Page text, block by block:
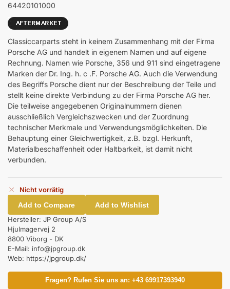
64420101000
Classiccarparts steht in keinem Zusammenhang mit der Firma
Porsche AG und handelt in eigenem Namen und auf eigene
Rechnung. Namen wie Porsche, 356 und 911 sind eingetragene
Marken der Dr. Ing. h. c .F. Porsche AG. Auch die Verwendung
des Begriffs Porsche dient nur der Beschreibung der Teile und
stellt keine direkte Verbindung zu der Firma Porsche AG her.
Die teilweise angegebenen Originalnummern dienen
ausschließlich Vergleichszwecken und der Zuordnung
technischer Merkmale und Verwendungsmöglichkeiten. Die
Behauptung einer Gleichwertigkeit, z.B. bzgl. Herkunft,
Materialbeschaffenheit oder Haltbarkeit, ist damit nicht
verbunden.
Nicht vorrätig
Add to Compare
Add to Wishlist
Hersteller: JP Group A/S
Hjulmagervej 2
8800 Viborg - DK
E-Mail: info@jpgroup.dk
Web: https://jpgroup.dk/
Fragen? Rufen Sie uns an: +43 69917393940